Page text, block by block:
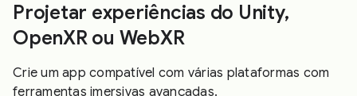
Projetar experiências do Unity,
OpenXR ou WebXR
Crie um app compatível com várias plataformas com
ferramentas imersivas avançadas.